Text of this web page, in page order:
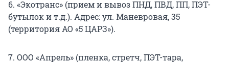
6. «Экотранс» (прием и вывоз ПНД, ПВД, ПП, ПЭТ-
бутылок и т.д.). Адрес: ул. Маневровая, 35
(территория АО «5 ЦАРЗ»).
7. ООО «Апрель» (пленка, стретч, ПЭТ-тара,